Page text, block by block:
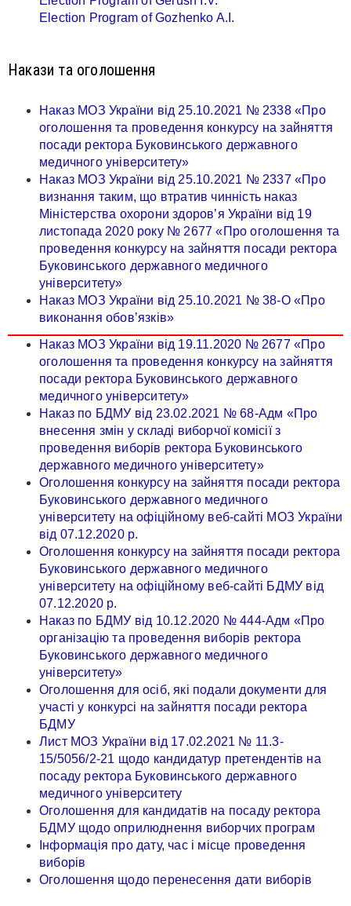
Election Program of Gozhenko A.I.
Накази та оголошення
Наказ МОЗ України від 25.10.2021 № 2338 «Про
оголошення та проведення конкурсу на зайняття
посади ректора Буковинського державного
медичного університету»
Наказ МОЗ України від 25.10.2021 № 2337 «Про
визнання таким, що втратив чинність наказ
Міністерства охорони здоров’я України від 19
листопада 2020 року № 2677 «Про оголошення та
проведення конкурсу на зайняття посади ректора
Буковинського державного медичного
університету»
Наказ МОЗ України від 25.10.2021 № 38-O «Про
виконання обов’язків»
Наказ МОЗ України від 19.11.2020 № 2677 «Про
оголошення та проведення конкурсу на зайняття
посади ректора Буковинського державного
медичного університету»
Наказ по БДМУ від 23.02.2021 № 68-Адм «Про
внесення змін у складі виборчої комісії з
проведення виборів ректора Буковинського
державного медичного університету»
Оголошення конкурсу на зайняття посади ректора
Буковинського державного медичного
університету на офіційному веб-сайті МОЗ України
від 07.12.2020 р.
Оголошення конкурсу на зайняття посади ректора
Буковинського державного медичного
університету на офіційному веб-сайті БДМУ від
07.12.2020 р.
Наказ по БДМУ від 10.12.2020 № 444-Адм «Про
організацію та проведення виборів ректора
Буковинського державного медичного
університету»
Оголошення для осіб, які подали документи для
участі у конкурсі на зайняття посади ректора
БДМУ
Лист МОЗ України від 17.02.2021 № 11.3-
15/5056/2-21 щодо кандидатур претендентів на
посаду ректора Буковинського державного
медичного університету
Оголошення для кандидатів на посаду ректора
БДМУ щодо оприлюднення виборчих програм
Інформація про дату, час і місце проведення
виборів
Оголошення щодо перенесення дати виборів